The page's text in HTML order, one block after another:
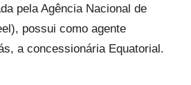
pela Agência Nacional de
possui como agente
a concessionária Equatorial.